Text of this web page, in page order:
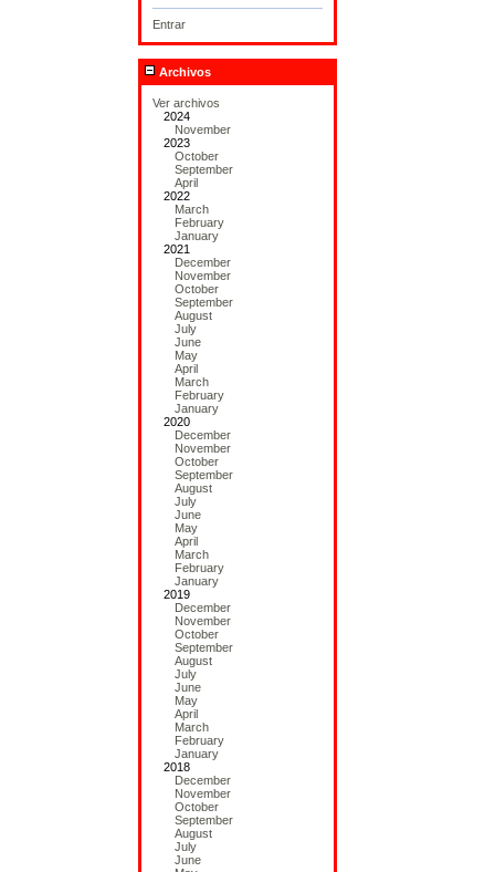
Entrar
Archivos
Ver archivos
2024
November
2023
October
September
April
2022
March
February
January
2021
December
November
October
September
August
July
June
May
April
March
February
January
2020
December
November
October
September
August
July
June
May
April
March
February
January
2019
December
November
October
September
August
July
June
May
April
March
February
January
2018
December
November
October
September
August
July
June